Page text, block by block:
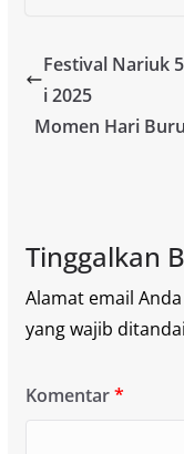
Festival Nariuk
i 2025
Momen Hari
Tinggalkan
Alamat email
yang wajib ditandai
Komentar*